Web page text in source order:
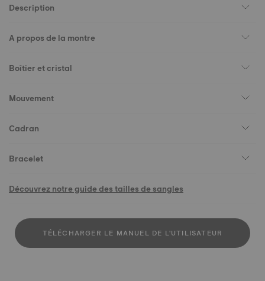
Description
A propos de la montre
Boîtier et cristal
Mouvement
Cadran
Bracelet
Découvrez notre guide des tailles de sangles
TÉLÉCHARGER LE MANUEL DE L'UTILISATEUR